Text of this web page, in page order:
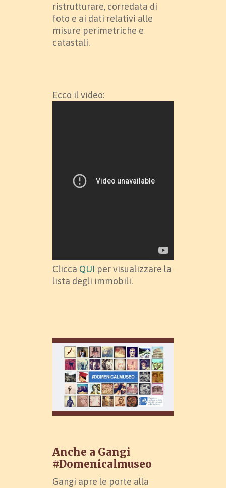
ristrutturare, corredata di
foto e ai dati relativi alle
misure perimetriche e
catastali.
Ecco il video:
Clicca QUI per visualizzare la
lista degli immobili.
Anche a Gangi
#Domenicalmuseo
Gangi apre le porte alla